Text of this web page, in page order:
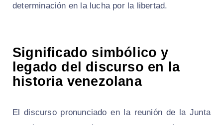
determinación en la lucha por la libertad.
Significado simbólico y
legado del discurso en la
historia venezolana
El discurso pronunciado en la reunión de la Junta